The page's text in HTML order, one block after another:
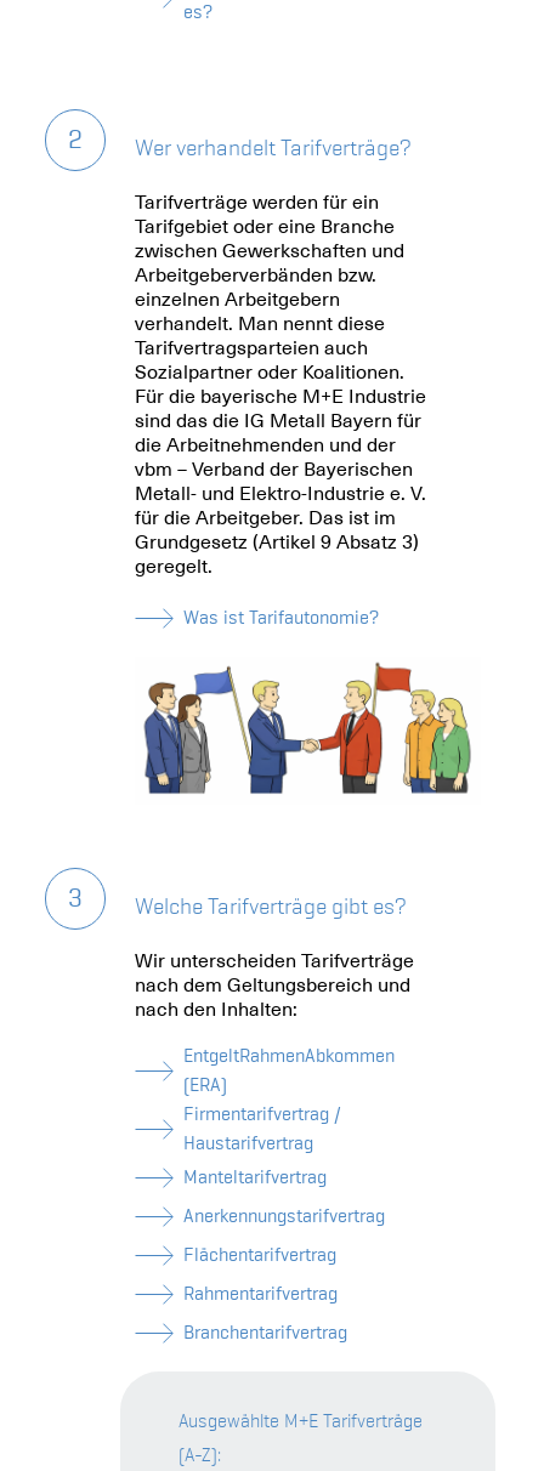
es?
2 Wer verhandelt Tarifverträge?
Tarifverträge werden für ein
Tarifgebiet oder eine Branche
zwischen Gewerkschaften und
Arbeitgeberverbänden bzw.
einzelnen Arbeitgebern
verhandelt. Man nennt diese
Tarifvertragsparteien auch
Sozialpartner oder Koalitionen.
Für die bayerische M+E Industrie
sind das die IG Metall Bayern für
die Arbeitnehmenden und der
vbm – Verband der Bayerischen
Metall- und Elektro-Industrie e. V.
für die Arbeitgeber. Das ist im
Grundgesetz (Artikel 9 Absatz 3)
geregelt.
Was ist Tarifautonomie?
3 Welche Tarifverträge gibt es?
Wir unterscheiden Tarifverträge
nach dem Geltungsbereich und
nach den Inhalten:
EntgeltRahmenAbkommen
(ERA)
Firmentarifvertrag /
Haustarifvertrag
Manteltarifvertrag
Anerkennungstarifvertrag
Flächentarifvertrag
Rahmentarifvertrag
Branchentarifvertrag
Ausgewählte M+E Tarifverträge
(A-Z):